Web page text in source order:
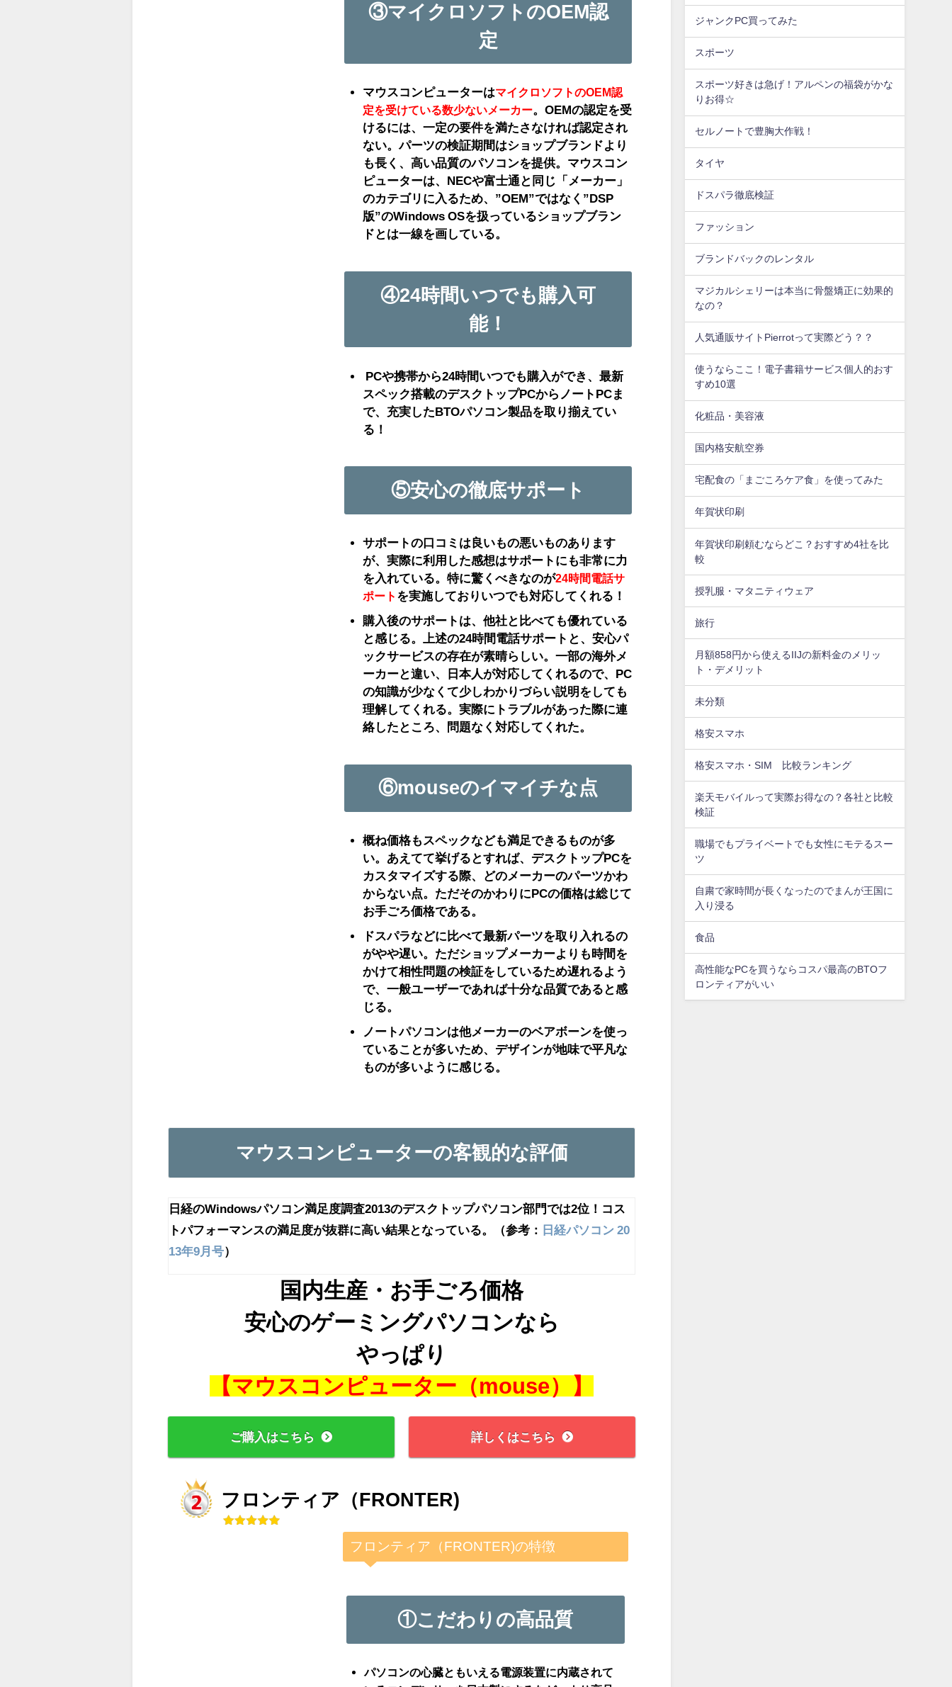
③マイクロソフトのOEM認
定
マウスコンピューターはマイクロソフトのOEM認
定を受けている数少ないメーカー。OEMの認定を受
けるには、一定の要件を満たさなければ認定され
ない。 パーツの検証期間はショップブランドより
も長く、高い品質のパソコンを提供。 マウスコン
ピューターは、NECや富士通と同じ「メーカー」
のカテゴリに入るため、”OEM”ではなく”DSP
版”のWindows OSを扱っているショップブラン
ドとは一線を画している。
④24時間いつでも購入可
能！
PCや携帯から24時間いつでも購入ができ、最新
スペック搭載のデスクトップPCからノートPCま
で、充実したBTOパソコン製品を取り揃えてい
る！
⑤安心の徹底サポート
サポートの口コミは良いもの悪いものあります
が、実際に利用した感想はサポートにも非常に力
を入れている。特に驚くべきなのが24時間電話サ
ポート を実施しておりいつでも対応してくれる！
購入後のサポートは、他社と比べても優れている
と感じる。上述の24時間電話サポートと、安心パ
ックサービスの存在が素晴らしい。一部の海外メ
ーカーと違い、日本人が対応してくれるので、PC
の知識が少なくて少しわかりづらい説明をしても
理解してくれる。実際にトラブルがあった際に連
絡したところ、問題なく対応してくれた。
⑥mouseのイマイチな点
概ね価格もスペックなども満足できるものが多
い。あえてて挙げるとすれば、デスクトップPCを
カスタマイズする際、どのメーカーのパーツかわ
からない点。ただそのかわりにPCの価格は総じて
お手ごろ価格である。
ドスパラなどに比べて最新パーツを取り入れるの
がやや遅い。ただショップメーカーよりも時間を
かけて相性問題の検証をしているため遅れるよう
で、一般ユーザーであれば十分な品質であると感
じる。
ノートパソコンは他メーカーのベアボーンを使っ
ていることが多いため、デザインが地味で平凡な
ものが多いように感じる。
マウスコンピューターの客観的な評価
日経のWindowsパソコン満足度調査2013のデスクトップパソコン部門では2位！コス
トパフォーマンスの満足度が抜群に高い結果となっている。（参考： 日経パソコン 20
13年9月号）
国内生産・お手ごろ価格
安心のゲーミングパソコンなら
やっぱり
【マウスコンピューター（mouse）】
ご購入はこちら 詳しくはこちら
フロンティア（FRONTER)
フロンティア（FRONTER)の特徴
①こだわりの高品質
パソコンの心臓ともいえる電源装置に内蔵されて
ジャンクPC買ってみた
スポーツ
スポーツ好きは急げ！アルペンの福袋がかな
りお得☆
セルノートで豊胸大作戦！
タイヤ
ドスパラ徹底検証
ファッション
ブランドバックのレンタル
マジカルシェリーは本当に骨盤矯正に効果的
なの？
人気通販サイトPierrotって実際どう？？
使うならここ！電子書籍サービス個人的おす
すめ10選
化粧品・美容液
国内格安航空券
宅配食の「まごころケア食」を使ってみた
年賀状印刷
年賀状印刷頼むならどこ？おすすめ4社を比
較
授乳服・マタニティウェア
旅行
月額858円から使えるIIJの新料金のメリッ
ト・デメリット
未分類
格安スマホ
格安スマホ・SIM 比較ランキング
楽天モバイルって実際お得なの？各社と比較
検証
職場でもプライベートでも女性にモテるスー
ツ
自粛で家時間が長くなったのでまんが王国に
入り浸る
食品
高性能なPCを買うならコスパ最高のBTOフ
ロンティアがいい